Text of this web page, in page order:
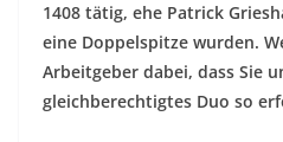
1408 tätig, ehe Patrick
eine Doppelspitze wurden.
Arbeitgeber dabei, dass Sie
gleichberechtigtes Duo so